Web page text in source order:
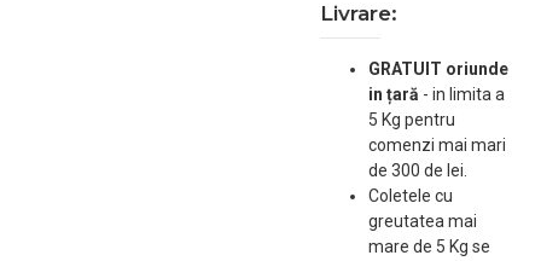
ranforsata cu fibra.
Dimensiuni: L: 23cm x l: 38
x h: 11 cm.
Livrare:
GRATUIT oriunde
in țară - in limita a
5 Kg pentru
comenzi mai mari
de 300 de lei.
Coletele cu
greutatea mai
mare de 5 Kg se